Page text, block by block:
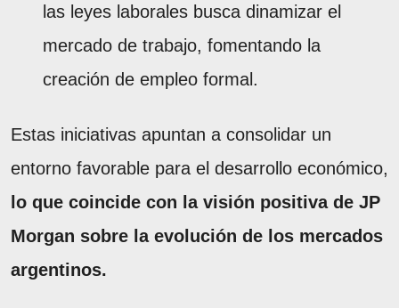
las leyes laborales busca dinamizar el
mercado de trabajo, fomentando la
creación de empleo formal.
Estas iniciativas apuntan a consolidar un
entorno favorable para el desarrollo económico,
lo que coincide con la visión positiva de JP
Morgan sobre la evolución de los mercados
argentinos.